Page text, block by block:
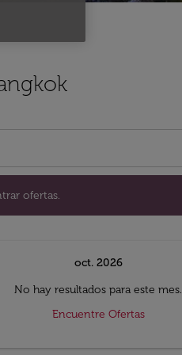
ofertas.
para encontrar ofertas.
oct. 2026
No hay resultados para este mes.
Encuentre Ofertas